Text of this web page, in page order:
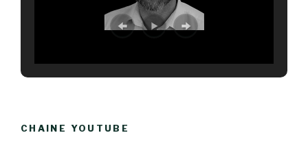
CHAINE YOUTUBE